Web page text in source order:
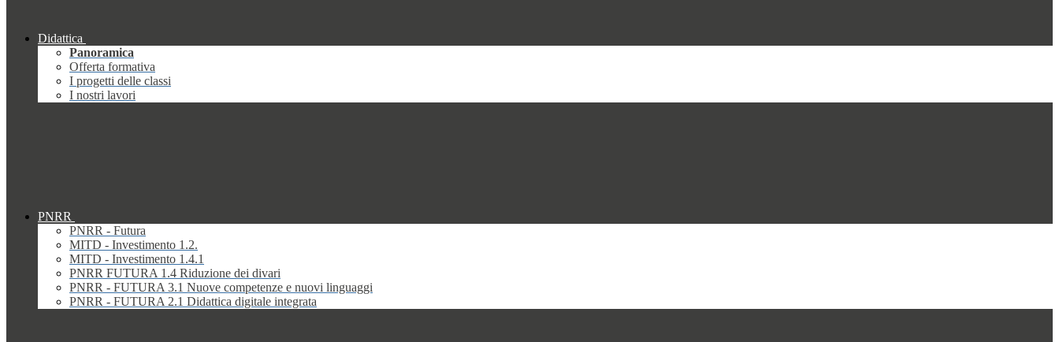
Didattica
Panoramica
Offerta formativa
I progetti delle classi
I nostri lavori
PNRR
PNRR - Futura
MITD - Investimento 1.2.
MITD - Investimento 1.4.1
PNRR FUTURA 1.4 Riduzione dei divari
PNRR - FUTURA 3.1 Nuove competenze e nuovi linguaggi
PNRR - FUTURA 2.1 Didattica digitale integrata